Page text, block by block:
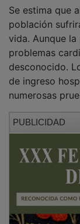
población
vida. Aunque
problemas
desconocido.
de ingreso
numerosas